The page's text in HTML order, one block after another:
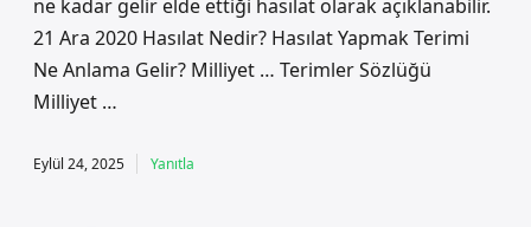
ne kadar gelir elde ettiği hasılat olarak açıklanabilir.
21 Ara 2020 Hasılat Nedir? Hasılat Yapmak Terimi
Ne Anlama Gelir? Milliyet … Terimler Sözlüğü
Milliyet …
Eylül 24, 2025 Yanıtla